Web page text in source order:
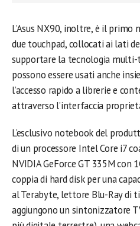
L’Asus NX90, inoltre, è il
due touchpad, collocati ai lati
supportare la tecnologia multi-
possono essere usati anche
l’accesso rapido a librerie e
attraverso l’interfaccia
L’esclusivo notebook del
di un processore Intel Core i7
NVIDIA GeForce GT 335M con
coppia di hard disk per una
al Terabyte, lettore Blu-Ray di
aggiungono un sintonizzatore